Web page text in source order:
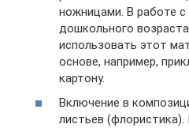
ножницами. В работе
дошкольного
использовать этот
основе, например,
картону.
Включение в
листьев